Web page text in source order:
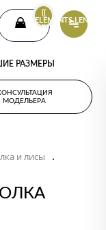
{{
ELEMENTS.LENGTH
}}
РАЗМЕРЫ
МОДЕЛЬЕРА
и лисы .